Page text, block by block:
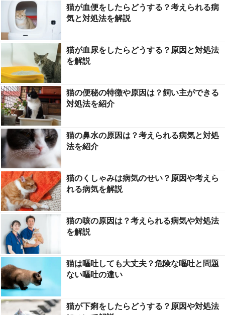
猫が血便をしたらどうする？考えられる病
気と対処法を解説
猫が血尿をしたらどうする？原因と対処法
を解説
猫の便秘の特徴や原因は？飼い主ができる
対処法を紹介
猫の鼻水の原因は？考えられる病気と対処
法を紹介
猫のくしゃみは病気のせい？原因や考えら
れる病気を解説
猫の咳の原因は？考えられる病気や対処法
を解説
猫は嘔吐しても大丈夫？危険な嘔吐と問題
ない嘔吐の違い
猫が下痢をしたらどうする？原因や対処法